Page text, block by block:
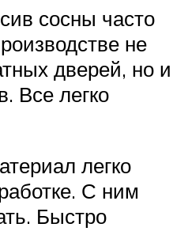
сосны часто
не
дверей, но и
Все легко
легко
С ним
Быстро